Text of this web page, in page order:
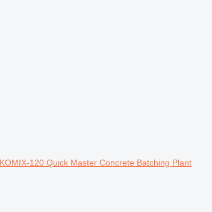
120 Quick Master Concrete Batching Plant